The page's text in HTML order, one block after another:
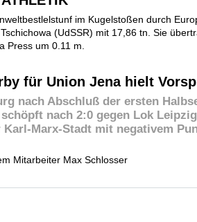
im Kugelstoßen durch
(UdSSR) mit 17,86 tn. Sie
Press um 0.11 m.
für Union Jena hielt
nach Abschluß der ersten
nach 2:0 gegen Lok
Karl-Marx-Stadt mit negativem
Mitarbeiter Max Schlosser